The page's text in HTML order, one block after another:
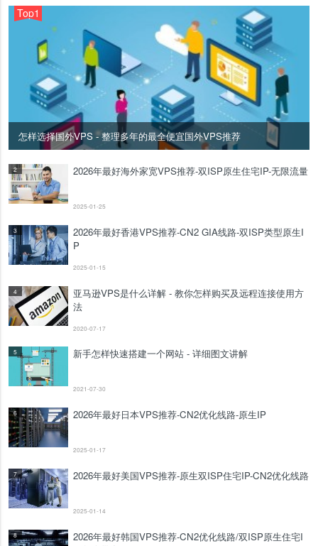
Top1
怎样选择国外VPS - 整理多年的最全便宜国外VPS推荐
2 2026年最好海外家宽VPS推荐-双ISP原生住宅IP-无限流量
2025-01-25
3
2026年最好香港VPS推荐-CN2 GIA线路-双ISP类型原生I
P
2025-01-15
4
亚马逊VPS是什么详解 - 教你怎样购买及远程连接使用方
法
2020-07-17
5 新手怎样快速搭建一个网站 - 详细图文讲解
2021-07-30
6 2026年最好日本VPS推荐-CN2优化线路-原生IP
2025-01-17
7 2026年最好美国VPS推荐-原生双ISP住宅IP-CN2优化线路
2025-01-14
8
2026年最好韩国VPS推荐-CN2优化线路/双ISP原生住宅I